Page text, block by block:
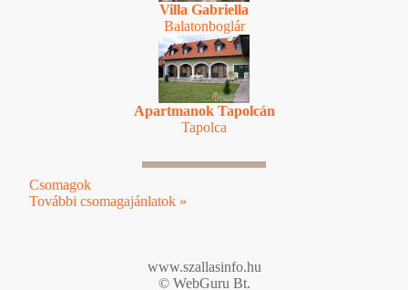
Villa Gabriella
Balatonboglár
Apartmanok Tapolcán
Tapolca
Csomagok
További csomagajánlatok »
www.szallasinfo.hu
© WebGuru Bt.